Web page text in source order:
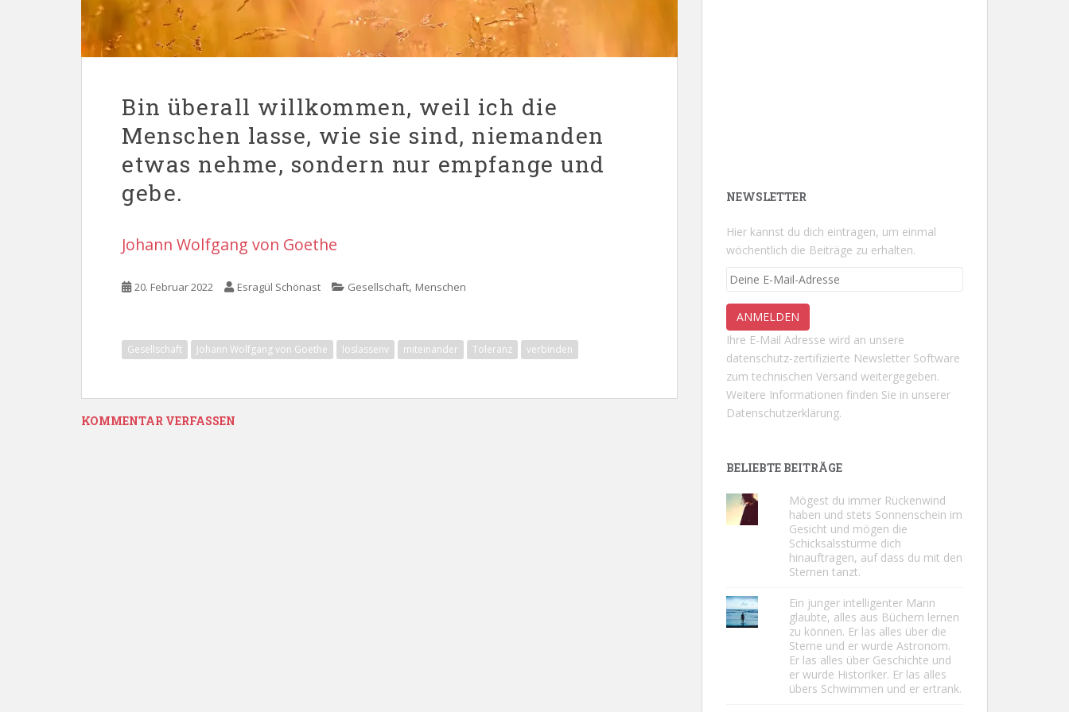
Bin überall willkommen, weil ich die
Menschen lasse, wie sie sind, niemanden
etwas nehme, sondern nur empfange und
gebe.
Johann Wolfgang von Goethe
20. Februar 2022 Esragül Schönast Gesellschaft, Menschen
Gesellschaft Johann Wolfgang von Goethe loslassenv miteinander Toleranz verbinden
KOMMENTAR VERFASSEN
NEWSLETTER
Hier kannst du dich eintragen, um einmal
wöchentlich die Beiträge zu erhalten.
Ihre E-Mail Adresse wird an unsere
datenschutz-zertifizierte Newsletter Software
zum technischen Versand weitergegeben.
Weitere Informationen finden Sie in unserer
Datenschutzerklärung.
BELIEBTE BEITRÄGE
Mögest du immer Rückenwind
haben und stets Sonnenschein im
Gesicht und mögen die
Schicksalsstürme dich
hinauftragen, auf dass du mit den
Sternen tanzt.
Ein junger intelligenter Mann
glaubte, alles aus Büchern lernen
zu können. Er las alles über die
Sterne und er wurde Astronom.
Er las alles über Geschichte und
er wurde Historiker. Er las alles
übers Schwimmen und er ertrank.